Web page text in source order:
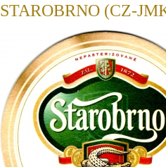
STAROBRNO (CZ-